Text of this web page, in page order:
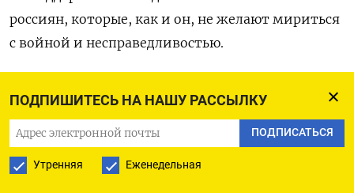
ПОДПИШИТЕСЬ НА НАШУ РАССЫЛКУ
ПОДПИСАТЬСЯ
Утренняя Еженедельная
россиян, которые, как и он, не желают мириться
с войной и несправедливостью.
угрозу не только для России и Украины, но и для
всего мира. Сама суть авторитарной власти
заключается в постоянном увеличении ставок,